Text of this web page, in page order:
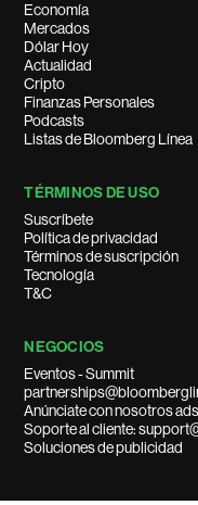
Economía
Mercados
Dólar Hoy
Actualidad
Cripto
Finanzas Personales
Podcasts
Listas de Bloomberg Línea
TÉRMINOS DE USO
Suscríbete
Política de privacidad
Términos de suscripción
Tecnología
T&C
NEGOCIOS
Eventos - Summit
Anúnciate con nosotros
Soporte al cliente:
Soluciones de publicidad